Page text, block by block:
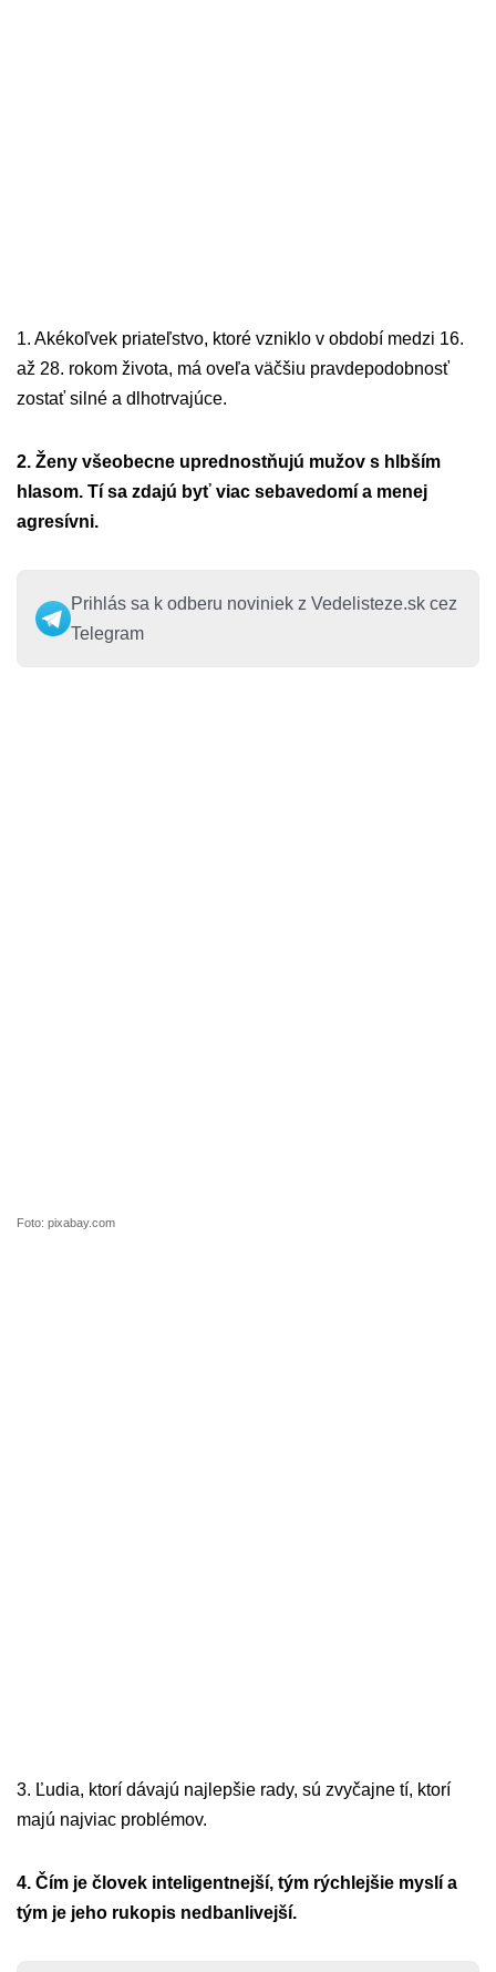
1. Akékoľvek priateľstvo, ktoré vzniklo v období medzi 16.
až 28. rokom života, má oveľa väčšiu pravdepodobnosť
zostať silné a dlhotrvajúce.
2. Ženy všeobecne uprednostňujú mužov s hlbším
hlasom. Tí sa zdajú byť viac sebavedomí a menej
agresívni.
Prihlás sa k odberu noviniek z Vedelisteze.sk cez
Telegram
Foto: pixabay.com
3. Ľudia, ktorí dávajú najlepšie rady, sú zvyčajne tí, ktorí
majú najviac problémov.
4. Čím je človek inteligentnejší, tým rýchlejšie myslí a
tým je jeho rukopis nedbanlivejší.